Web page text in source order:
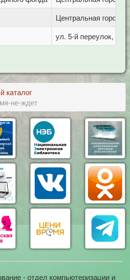
Центральная
ул. 5-й переулок, 1
каталог
не-ждет
- отдел компьютеризации и